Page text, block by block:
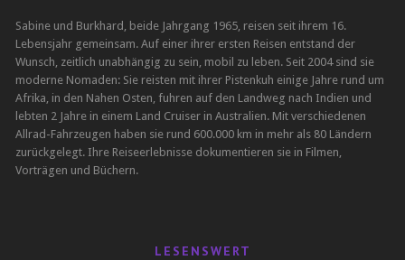
Sabine und Burkhard, beide Jahrgang 1965, reisen seit ihrem 16.
Lebensjahr gemeinsam. Auf einer ihrer ersten Reisen entstand der
Wunsch, zeitlich unabhängig zu sein, mobil zu leben. Seit 2004 sind sie
moderne Nomaden: Sie reisten mit ihrer Pistenkuh einige Jahre rund um
Afrika, in den Nahen Osten, fuhren auf den Landweg nach Indien und
lebten 2 Jahre in einem Land Cruiser in Australien. Mit verschiedenen
Allrad-Fahrzeugen haben sie rund 600.000 km in mehr als 80 Ländern
zurückgelegt. Ihre Reiseerlebnisse dokumentieren sie in Filmen,
Vorträgen und Büchern.
LESENSWERT